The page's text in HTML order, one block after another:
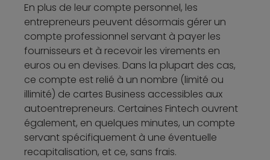
En plus de leur compte personnel, les
entrepreneurs peuvent désormais gérer un
compte professionnel servant à payer les
fournisseurs et à recevoir les virements en
euros ou en devises. Dans la plupart des cas,
ce compte est relié à un nombre (limité ou
illimité) de cartes Business accessibles aux
autoentrepreneurs. Certaines Fintech ouvrent
également, en quelques minutes, un compte
servant spécifiquement à une éventuelle
recapitalisation, et ce, sans frais.